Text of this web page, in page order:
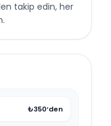
takip edin, her
₺350’den